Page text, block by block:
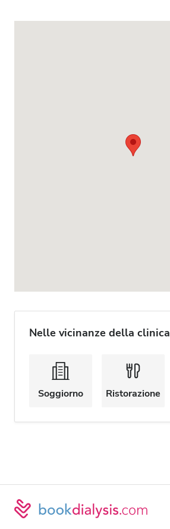
Nelle vicinanze della clinica
Soggiorno Ristorazione